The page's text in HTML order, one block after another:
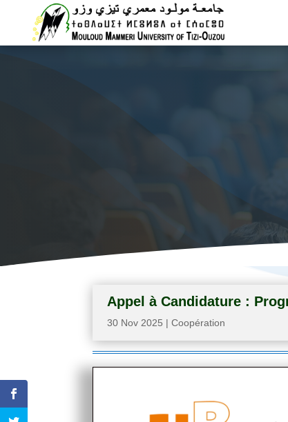
Vice
Appel à Candidature :
30 Nov 2025 |Coopération